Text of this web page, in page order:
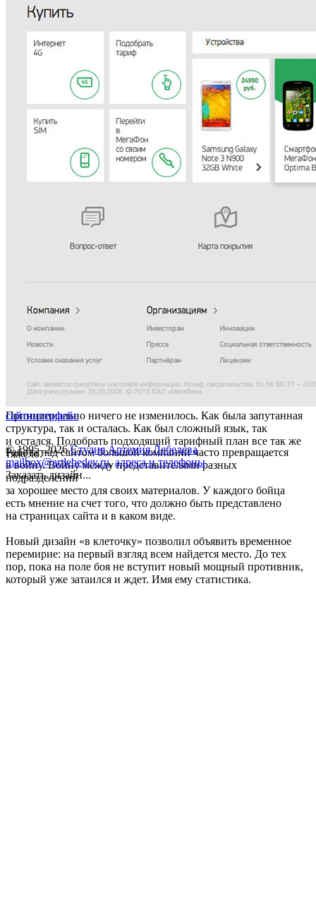
Принципиально ничего не изменилось. Как была запутанная
структура, так и осталась. Как был сложный язык, так
и остался. Подобрать подходящий тарифный план все так же
тяжело.
Работа над сайтом большой компании часто превращается
в войну. Войну между представителями разных
подразделений
за хорошее место для своих материалов. У каждого бойца
есть мнение на счет того, что должно быть представлено
на страницах сайта и в каком виде.
Новый дизайн «в клеточку» позволил объявить временное
перемирие: на первый взгляд всем найдется место. До тех
пор, пока на поле боя не вступит новый мощный противник,
который уже затаился и ждет. Имя ему статистика.
сайтинтерфейс
© 1995–2026 Студия Артемия Лебедева
mailbox@artlebedev.ru, адреса и телефоны
Заказать дизайн...